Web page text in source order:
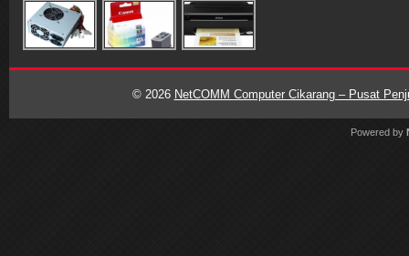
© 2026 NetCOMM Computer Cikarang – Pusat
Powered by